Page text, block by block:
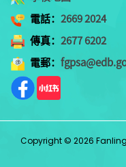
電話：2669 2024
傳真：2677 6202
電郵：
Copyright © 2026